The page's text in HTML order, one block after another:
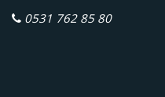
0531 762 85 80